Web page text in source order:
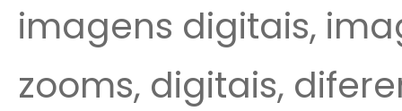
imagens digitais,
zooms, digitais,